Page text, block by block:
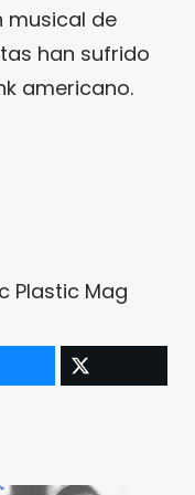
musical de
han sufrido
americano.
Plastic Mag